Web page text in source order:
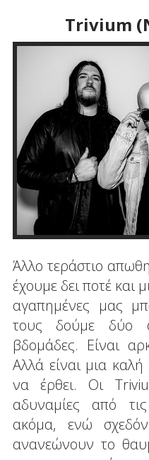
Trivium
Άλλο τεράστιο
έχουμε δει ποτέ και
αγαπημένες μας
τους δούμε δύο
βδομάδες. Είναι
Αλλά είναι μια
να έρθει. Οι
αδυναμίες από
ακόμα, ενώ
ανανεώνουν το